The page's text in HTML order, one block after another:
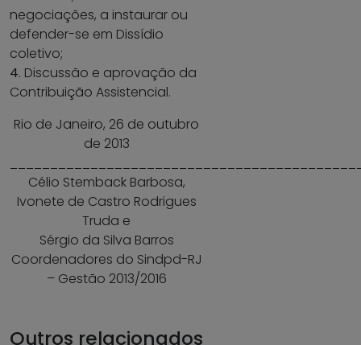
negociações, a instaurar ou
defender-se em Dissídio
coletivo;
4. Discussão e aprovação da
Contribuição Assistencial.
Rio de Janeiro, 26 de outubro
de 2013
Célio Stemback Barbosa,
Ivonete de Castro Rodrigues
Truda e
Sérgio da Silva Barros
Coordenadores do Sindpd-RJ
– Gestão 2013/2016
Outros relacionados